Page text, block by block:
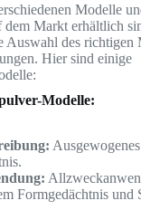
Modelle
Markt erhältlich
Auswahl des richtigen
Hier sind einige
Modelle:
Formgedächtnis und